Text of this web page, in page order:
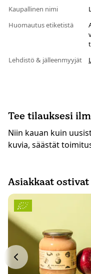
Kaupallinen nimi
Huomautus etiketistä
Lehdistö & jälleenmyyjät
Tee tilauksesi
Niin kauan kuin
kuvia, säästät
Asiakkaat ostivat